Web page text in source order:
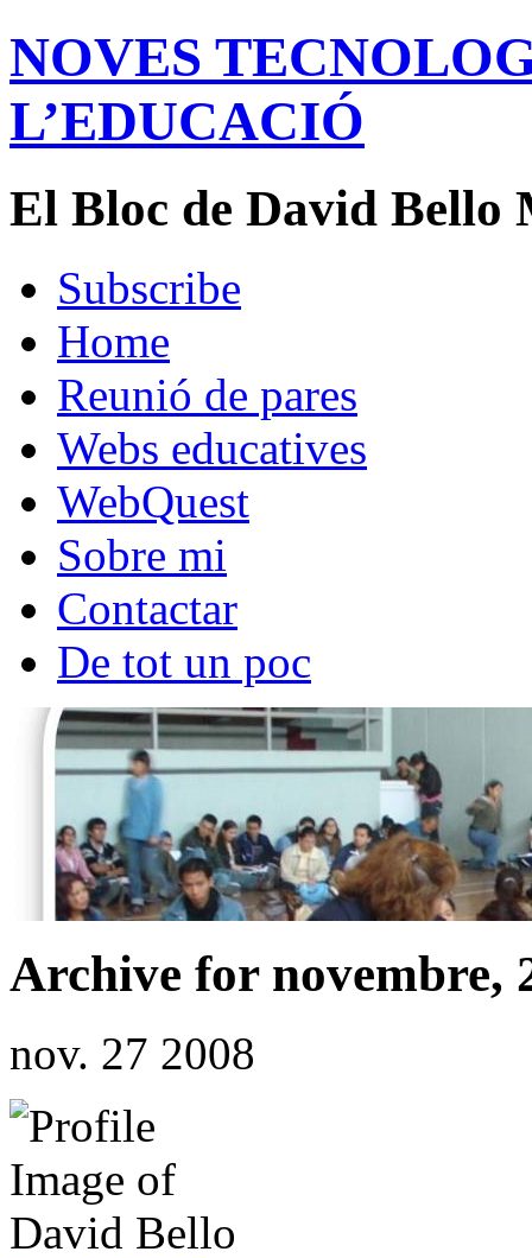
NOVES
L’EDUCACIÓ
El Bloc de David Bello
Subscribe
Home
Reunió de pares
Webs educatives
WebQuest
Sobre mi
Contactar
De tot un poc
Archive for novembre,
nov. 27 2008